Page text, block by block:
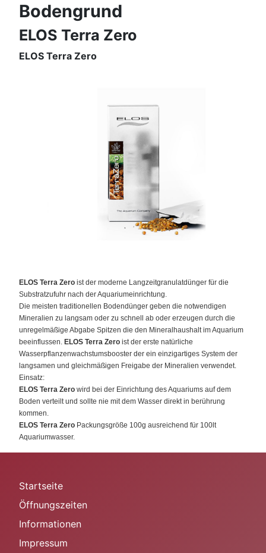
Bodengrund
ELOS Terra Zero
ELOS Terra Zero
ELOS Terra Zero ist der moderne Langzeitgranulatdünger für die
Substratzufuhr nach der Aquariumeinrichtung.
Die meisten traditionellen Bodendünger geben die notwendigen
Mineralien zu langsam oder zu schnell ab oder erzeugen durch die
unregelmäßige Abgabe Spitzen die den Mineralhaushalt im Aquarium
beeinflussen. ELOS Terra Zero ist der erste natürliche
Wasserpflanzenwachstumsbooster der ein einzigartiges System der
langsamen und gleichmäßigen Freigabe der Mineralien verwendet.
Einsatz:
ELOS Terra Zero wird bei der Einrichtung des Aquariums auf dem
Boden verteilt und sollte nie mit dem Wasser direkt in berührung
kommen.
ELOS Terra Zero Packungsgröße 100g ausreichend für 100lt
Aquariumwasser.
Startseite
Öffnungszeiten
Informationen
Impressum